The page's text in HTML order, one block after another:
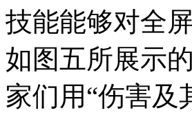
技能能够对全
如图五所展示
家们用“伤害及